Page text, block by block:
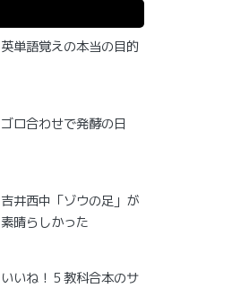
英単語覚えの本当の目的
ゴロ合わせで発酵の日
吉井西中「ゾウの足」が
素晴らしかった
いいね！５教科合本のサ